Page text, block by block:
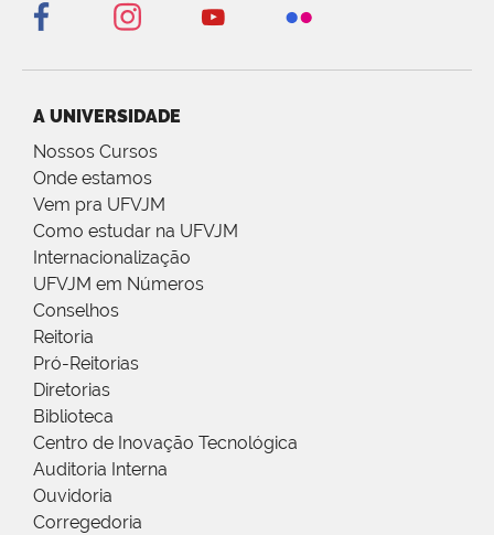
A UNIVERSIDADE
Nossos Cursos
Onde estamos
Vem pra UFVJM
Como estudar na UFVJM
Internacionalização
UFVJM em Números
Conselhos
Reitoria
Pró-Reitorias
Diretorias
Biblioteca
Centro de Inovação Tecnológica
Auditoria Interna
Ouvidoria
Corregedoria